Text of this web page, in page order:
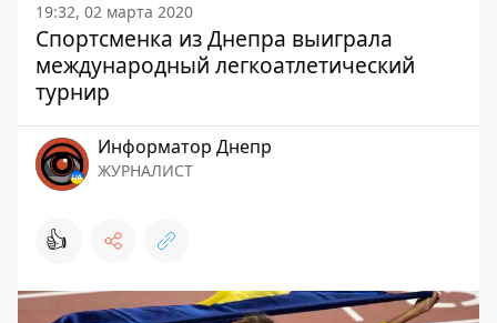
19:32, 02 марта 2020
Спортсменка из Днепра выиграла
международный легкоатлетический
турнир
Информатор Днепр
ЖУРНАЛИСТ
👍